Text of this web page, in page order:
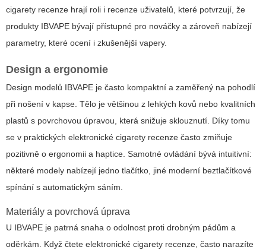
cigarety recenze hrají roli i recenze uživatelů, které potvrzují, že
produkty IBVAPE bývají přístupné pro nováčky a zároveň nabízejí
parametry, které ocení i zkušenější vapery.
Design a ergonomie
Design modelů IBVAPE je často kompaktní a zaměřený na pohodlí
při nošení v kapse. Tělo je většinou z lehkých kovů nebo kvalitních
plastů s povrchovou úpravou, která snižuje sklouznutí. Díky tomu
se v praktických elektronické cigarety recenze často zmiňuje
pozitivně o ergonomii a haptice. Samotné ovládání bývá intuitivní:
některé modely nabízejí jedno tlačítko, jiné moderní beztlačítkové
spínání s automatickým sáním.
Materiály a povrchová úprava
U IBVAPE je patrná snaha o odolnost proti drobným pádům a
oděrkám. Když čtete elektronické cigarety recenze , často narazíte